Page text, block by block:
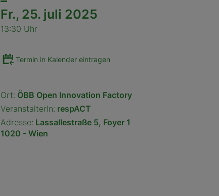
Fr., 25. juli 2025
13:30 Uhr
Termin in Kalender eintragen
Ort: ÖBB Open Innovation Factory
VeranstalterIn: respACT
Adresse: Lassallestraße 5, Foyer 1
1020 - Wien